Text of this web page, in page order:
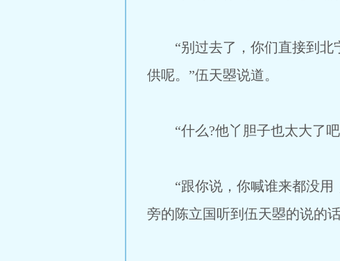
“别过去了，你们直接到北
供呢。”伍天曌说道。
“什么?他丫胆子也太大了吧
“跟你说，你喊谁来都没用
旁的陈立国听到伍天曌的说的